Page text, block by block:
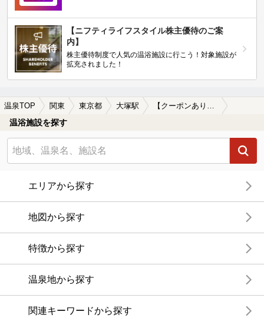
【ニフティライフスタイル株主優待のご案
内】
株主優待制度で人気の温浴施設に行こう！対象施設が
拡充されました！
温泉TOP 関東 東京都 大塚駅 【クーポンあり】炭酸水素塩泉が楽しめる大塚駅近くの温泉、日帰り温泉、スーパー銭湯おすすめ
温浴施設を探す
エリアから探す
地図から探す
特徴から探す
温泉地から探す
関連キーワードから探す